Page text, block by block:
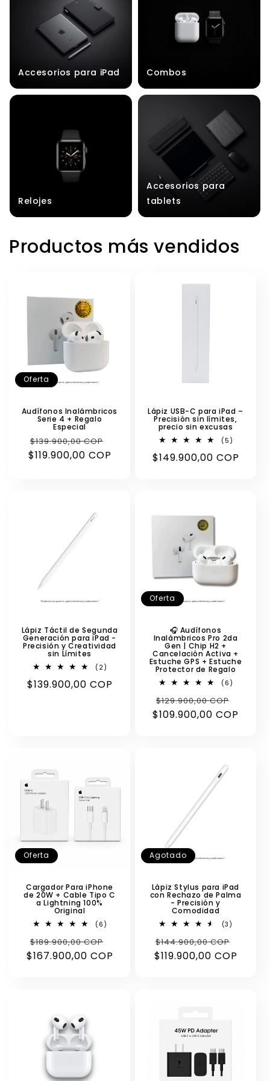
Accesorios para iPad Combos
Relojes
Accesorios para
tablets
Productos más vendidos
Oferta
Audífonos Inalámbricos
Serie 4 + Regalo
Especial
Precio
habitual
$139.900,00 COP
de
$119.900,00 COP
Lápiz USB-C para iPad –
Precisión sin límites,
precio sin excusas
(5)
totales
Precio
$149.900,00 COP
Lápiz Táctil de Segunda
Generación para iPad -
Precisión y Creatividad
sin Límites
(2)
totales
Precio
$139.900,00 COP
Oferta
🎧 Audífonos
Inalámbricos Pro 2da
Gen | Chip H2 +
Cancelación Activa +
Estuche GPS + Estuche
Protector de Regalo
(6)
Precio
habitual
$129.900,00 COP
de
$109.900,00 COP
Oferta
Cargador Para iPhone
de 20W + Cable Tipo C
a Lightning 100%
Original
(6)
Precio
habitual
$189.900,00 COP
de
$167.900,00 COP
Agotado
Lápiz Stylus para iPad
con Rechazo de Palma
- Precisión y
Comodidad
(3)
Precio
habitual
$144.900,00 COP
de
$119.900,00 COP